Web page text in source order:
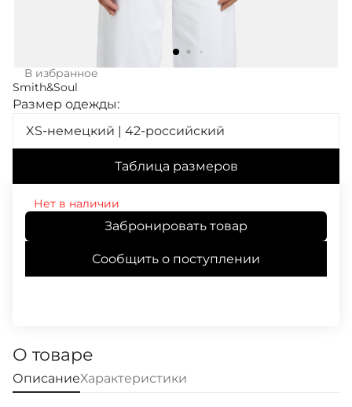
В избранное
Smith&Soul
Размер одежды:
XS-немецкий | 42-российский
Таблица размеров
Нет в наличии
Забронировать товар
Сообщить о поступлении
О товаре
ОписаниеХарактеристики